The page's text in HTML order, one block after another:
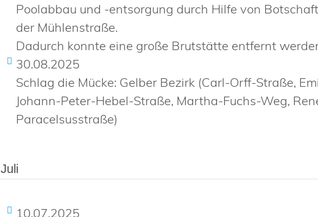
Poolabbau und -entsorgung durch Hilfe von
der Mühlenstraße.
Dadurch konnte eine große Brutstätte entfernt
30.08.2025
Schlag die Mücke: Gelber Bezirk (Carl-Orff-Straße,
Johann-Peter-Hebel-Straße, Martha-Fuchs-Weg,
Paracelsusstraße)
Juli
10.07.2025